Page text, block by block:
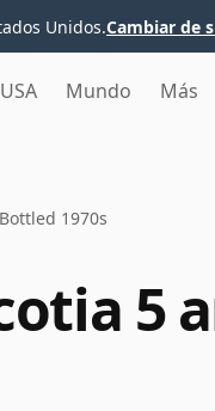
Unidos.Cambiar de
USA Mundo Más
1970s
5